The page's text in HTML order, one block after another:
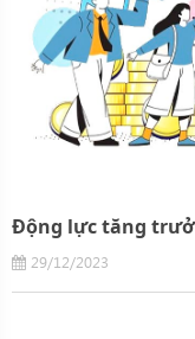
Động lực tăng
29/12/2023